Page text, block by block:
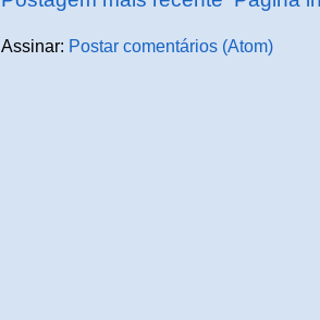
Assinar: Postar comentários (Atom)